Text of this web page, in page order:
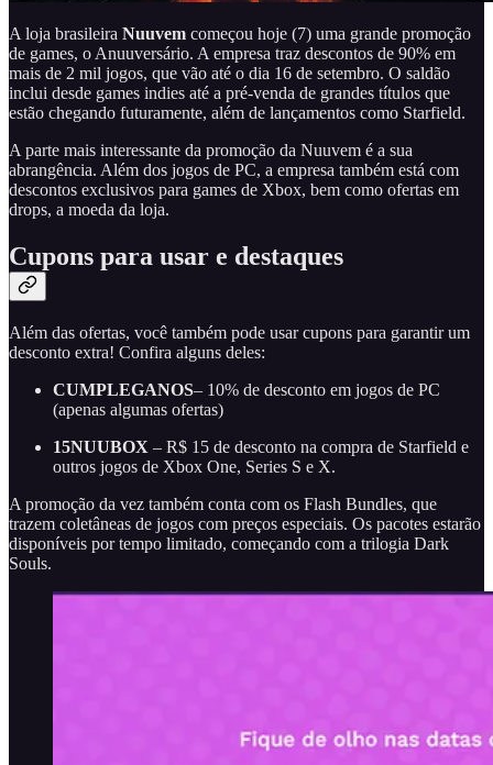
A loja brasileira Nuuvem começou hoje (7) uma grande promoção
de games, o Anuuversário. A empresa traz descontos de 90% em
mais de 2 mil jogos, que vão até o dia 16 de setembro. O saldão
inclui desde games indies até a pré-venda de grandes títulos que
estão chegando futuramente, além de lançamentos como Starfield.
A parte mais interessante da promoção da Nuuvem é a sua
abrangência. Além dos jogos de PC, a empresa também está com
descontos exclusivos para games de Xbox, bem como ofertas em
drops, a moeda da loja.
Cupons para usar e destaques
Além das ofertas, você também pode usar cupons para garantir um
desconto extra! Confira alguns deles:
CUMPLEGANOS– 10% de desconto em jogos de PC
(apenas algumas ofertas)
15NUUBOX – R$ 15 de desconto na compra de Starfield e
outros jogos de Xbox One, Series S e X.
A promoção da vez também conta com os Flash Bundles, que
trazem coletâneas de jogos com preços especiais. Os pacotes estarão
disponíveis por tempo limitado, começando com a trilogia Dark
Souls.